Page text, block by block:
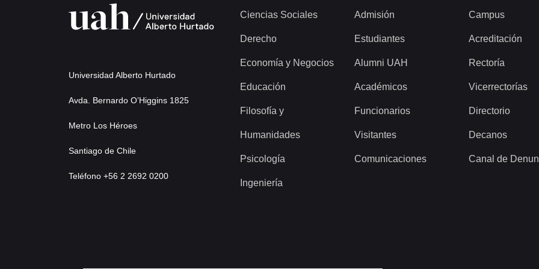
Universidad Alberto Hurtado
Avda. Bernardo O’Higgins 1825
Metro Los Héroes
Santiago de Chile
Teléfono +56 2 2692 0200
Ciencias Sociales
Derecho
Economía y Negocios
Educación
Filosofía y
Humanidades
Psicología
Ingeniería
Admisión
Estudiantes
Alumni UAH
Académicos
Funcionarios
Visitantes
Comunicaciones
Campus
Acreditación
Rectoría
Vicerrectorías
Directorio
Decanos
Canal de